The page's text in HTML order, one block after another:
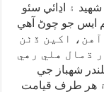
پانڌيئڙا شهيد ۽ اڍائي سئو
ايس جو چوڻ آهي
آهن، اکين ڏٺن
ڌمال هلي رهي
قلندر شهباز جي
۾ هر طرف قيامت